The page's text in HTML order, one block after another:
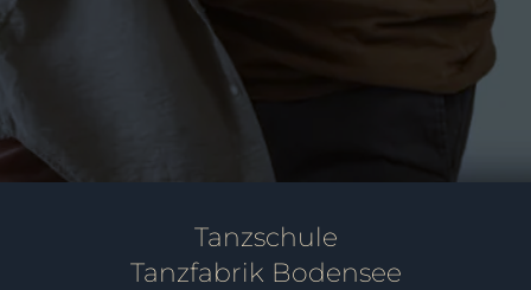
Tanzschule
Tanzfabrik Bodensee